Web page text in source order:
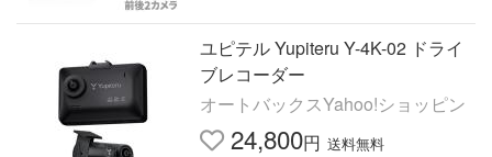
ユピテル Yupiteru Y-4K-02 ドライ
ブレコーダー
オートバックスYahoo!ショッピン
24,800円 送料無料